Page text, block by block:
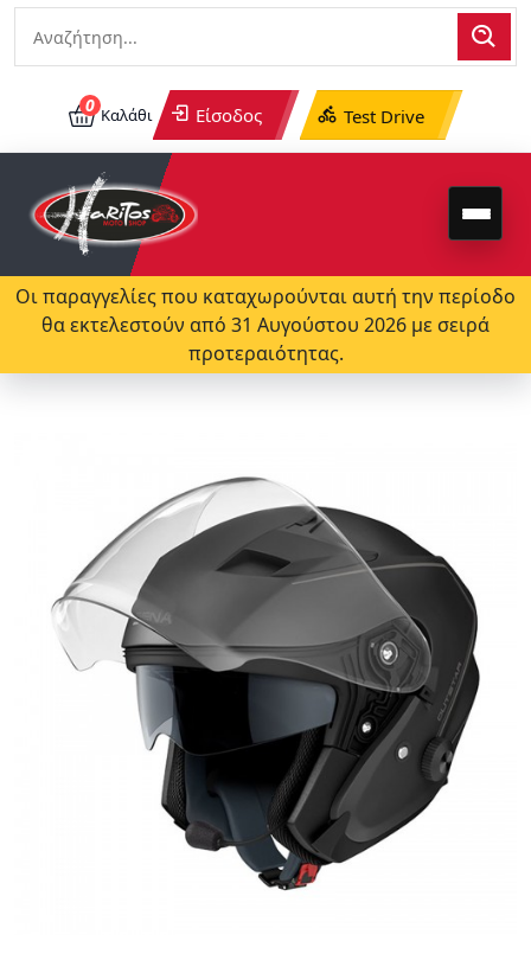
0 Καλάθι Είσοδος Test Drive
Οι παραγγελίες που καταχωρούνται αυτή την περίοδο
θα εκτελεστούν από 31 Αυγούστου 2026 με σειρά
προτεραιότητας.